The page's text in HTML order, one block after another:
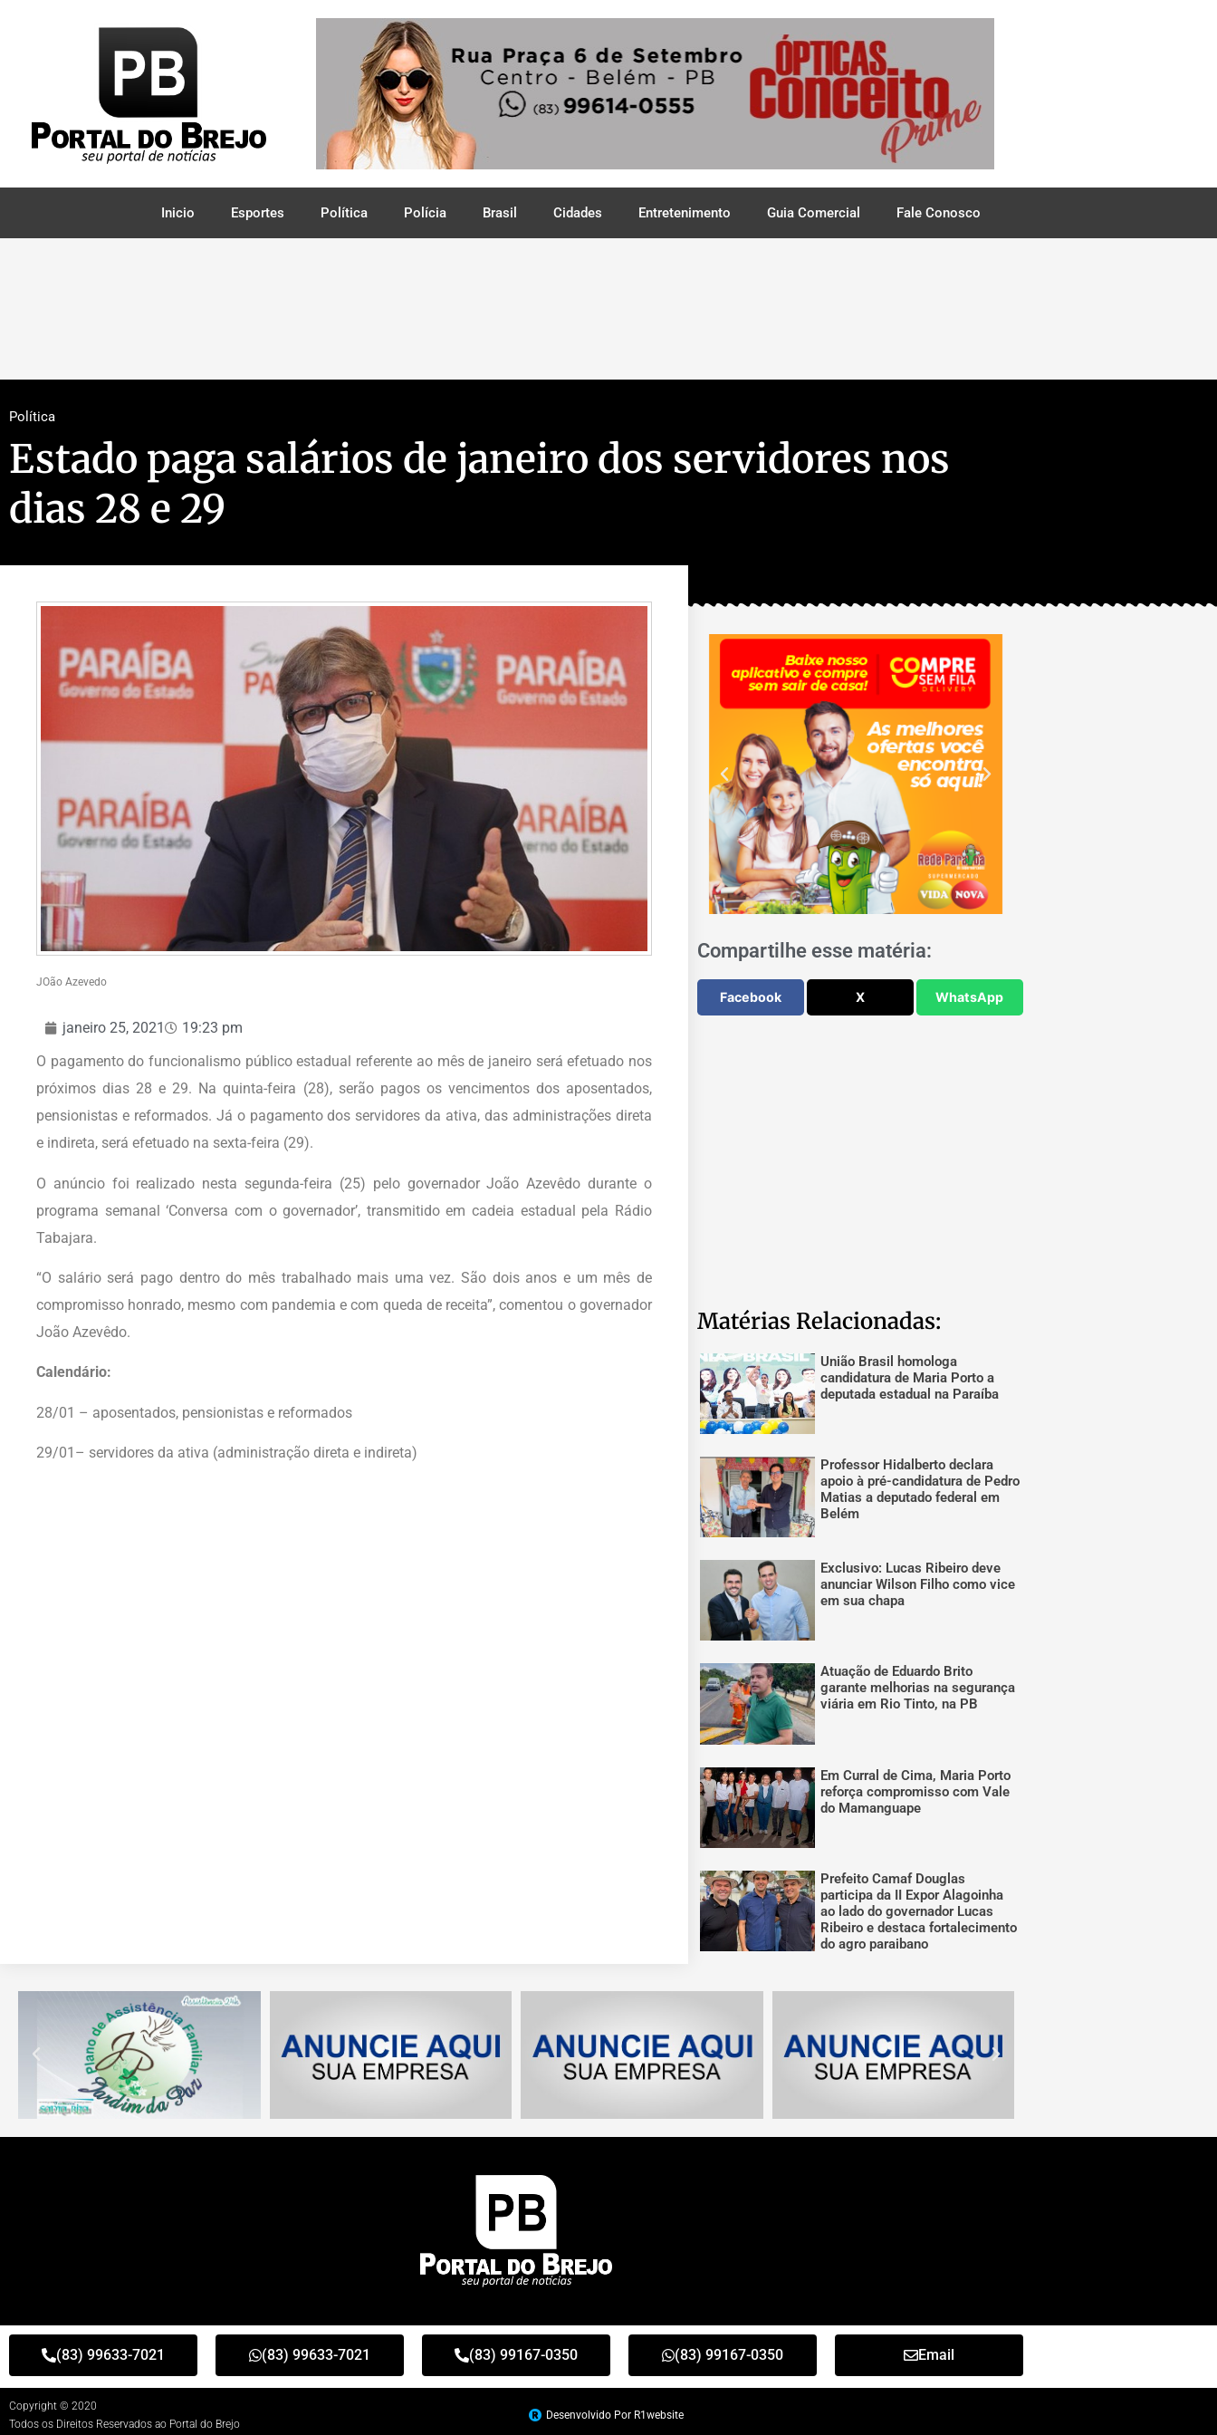
Inicio Esportes Política Polícia Brasil Cidades Entretenimento Guia Comercial Fale Conosco
Política
Estado paga salários de janeiro dos servidores nos
dias 28 e 29
JOão Azevedo
janeiro 25, 2021
19:23 pm
O pagamento do funcionalismo público estadual referente ao mês de janeiro será efetuado nos
próximos dias 28 e 29. Na quinta-feira (28), serão pagos os vencimentos dos aposentados,
pensionistas e reformados. Já o pagamento dos servidores da ativa, das administrações direta
e indireta, será efetuado na sexta-feira (29).
O anúncio foi realizado nesta segunda-feira (25) pelo governador João Azevêdo durante o
programa semanal ‘Conversa com o governador’, transmitido em cadeia estadual pela Rádio
Tabajara.
“O salário será pago dentro do mês trabalhado mais uma vez. São dois anos e um mês de
compromisso honrado, mesmo com pandemia e com queda de receita”, comentou o governador
João Azevêdo.
Calendário:
28/01 – aposentados, pensionistas e reformados
29/01– servidores da ativa (administração direta e indireta)
Compartilhe esse matéria:
Facebook X WhatsApp
Matérias Relacionadas:
União Brasil homologa
candidatura de Maria Porto a
deputada estadual na Paraíba
Professor Hidalberto declara
apoio à pré-candidatura de Pedro
Matias a deputado federal em
Belém
Exclusivo: Lucas Ribeiro deve
anunciar Wilson Filho como vice
em sua chapa
Atuação de Eduardo Brito
garante melhorias na segurança
viária em Rio Tinto, na PB
Em Curral de Cima, Maria Porto
reforça compromisso com Vale
do Mamanguape
Prefeito Camaf Douglas
participa da II Expor Alagoinha
ao lado do governador Lucas
Ribeiro e destaca fortalecimento
do agro paraibano
(83) 99633-7021 (83) 99633-7021 (83) 99167-0350 (83) 99167-0350 Email
Copyright © 2020
Todos os Direitos Reservados ao Portal do Brejo
Desenvolvido Por R1website